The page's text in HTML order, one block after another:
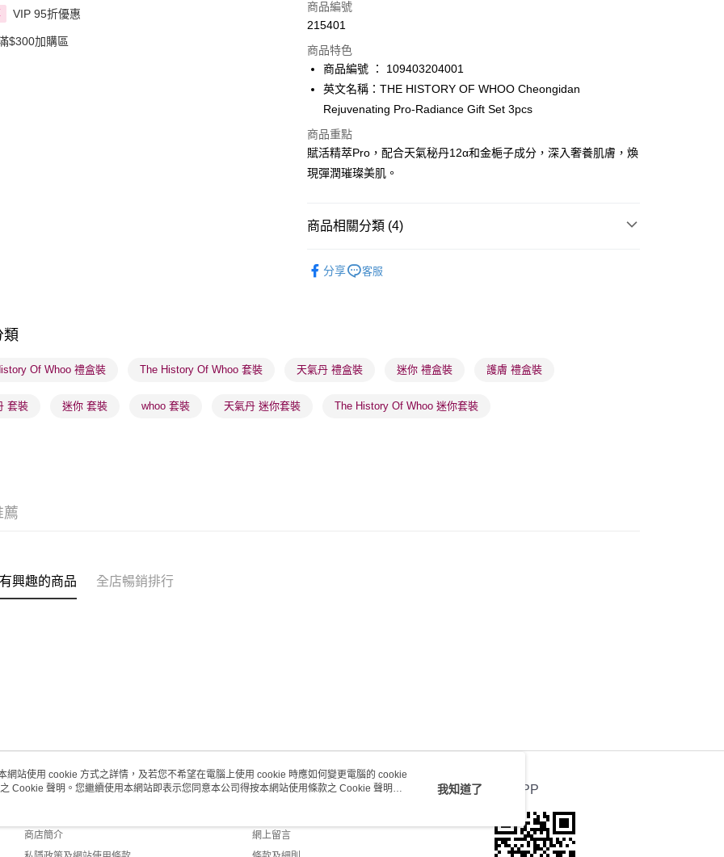
VIP 95折優惠
$300加購區
信用卡
AlipayHK
PayMe
BoC Pay
順豐自助櫃 - 確認發貨後1-3個工作天送達
(香港門市) 只顯示可選門市。確認發貨後2-5個工作天到店，3天內
商品編號
215401
商品特色
商品編號 ： 109403204001
英文名稱：THE HISTORY OF WHOO Cheongidan
Rejuvenating Pro-Radiance Gift Set 3pcs
商品重點
賦活精萃Pro，配合天氣秘丹12α和金梔子成分，深入奢養肌膚，煥
現彈潤璀璨美肌。
商品相關分類 (4)
分享 客服
類
Of Whoo 禮盒裝 The History Of Whoo 套裝 天氣丹 禮盒裝 迷你 禮盒裝 護膚 禮盒裝
套裝 迷你 套裝 whoo 套裝 天氣丹 迷你套裝 The History Of Whoo 迷你套裝
薦
興趣的商品 全店暢銷排行
關於我們
商店簡介
客戶服務
網上留言
官方APP
網站使用 cookie 方式之詳情，及若您不希望在電腦上使用 cookie 時應如何變更電腦的 cookie
之 Cookie 聲明。您繼續使用本網站即表示您同意本公司得按本網站使用條款之 Cookie 聲明使
我知道了